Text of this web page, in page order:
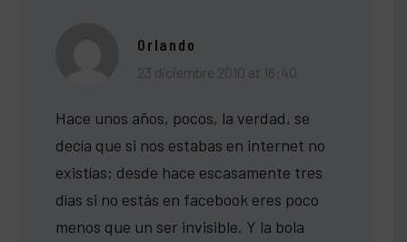
Orlando
23 diciembre 2010 at 16:40
Hace unos años, pocos, la verdad, se
decía que si nos estabas en internet no
existías; desde hace escasamente tres
días si no estás en facebook eres poco
menos que un ser invisible. Y la bola